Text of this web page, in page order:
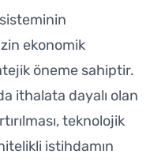
ekonomik
öneme sahiptir.
ithalata dayalı olan
teknolojik
istihdamın